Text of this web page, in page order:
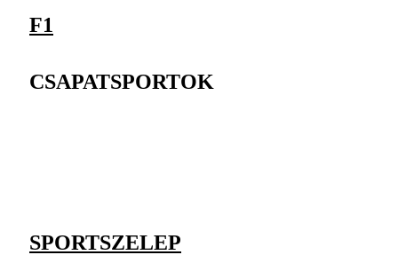
F1
CSAPATSPORTOK
SPORTSZELEP